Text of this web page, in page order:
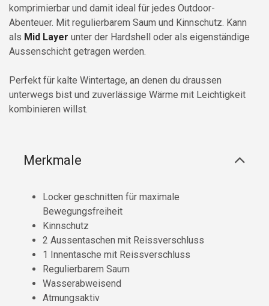
komprimierbar und damit ideal für jedes Outdoor-
Abenteuer. Mit regulierbarem Saum und Kinnschutz. Kann
als Mid Layer unter der Hardshell oder als eigenständige
Aussenschicht getragen werden.
Perfekt für kalte Wintertage, an denen du draussen
unterwegs bist und zuverlässige Wärme mit Leichtigkeit
kombinieren willst.
Merkmale
Locker geschnitten für maximale
Bewegungsfreiheit
Kinnschutz
2 Aussentaschen mit Reissverschluss
1 Innentasche mit Reissverschluss
Regulierbarem Saum
Wasserabweisend
Atmungsaktiv